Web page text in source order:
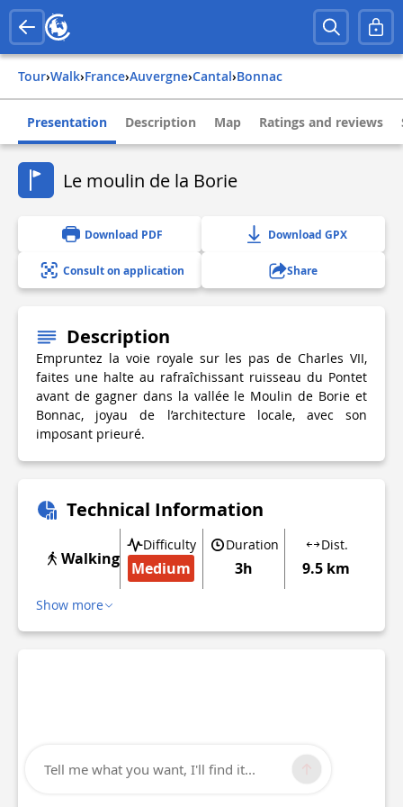
Tour› Walk› france› auvergne› cantal› bonnac
Presentation Description Map Ratings and reviews
Le moulin de la Borie
Download PDF Download GPX
Consult on application Share
Description
Empruntez la voie royale sur les pas de Charles VII,
faites une halte au rafraîchissant ruisseau du Pontet
avant de gagner dans la vallée le Moulin de Borie et
Bonnac, joyau de l’architecture locale, avec son
imposant prieuré.
Technical Information
Walking
Difficulty
Medium
Duration
3h
Dist.
9.5 km
Show more
Tell me what you want, I'll find it...